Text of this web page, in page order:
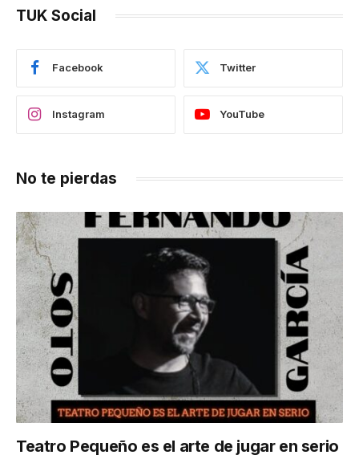
TUK Social
Facebook Twitter
Instagram YouTube
No te pierdas
Teatro Pequeño es el arte de jugar en serio